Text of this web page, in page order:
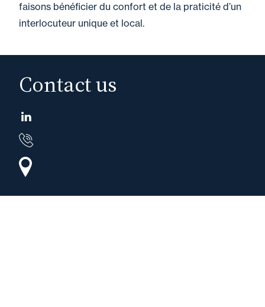
faisons bénéficier du confort et de la praticité d’un
interlocuteur unique et local.
Contact us